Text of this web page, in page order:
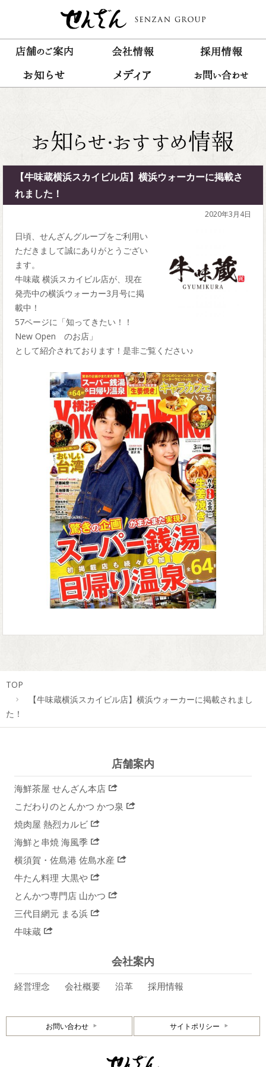
【牛味蔵横浜スカイビル店】横浜ウォーカーに掲載さ
れました！
2020年3月4日
日頃、せんざんグループをご利用い
ただきまして誠にありがとうござい
ます。
牛味蔵 横浜スカイビル店が、現在
発売中の横浜ウォーカー3月号に掲
載中！
57ページに「知ってきたい！！
New Open のお店」
として紹介されております！是非ご覧ください♪
TOP
【牛味蔵横浜スカイビル店】横浜ウォーカーに掲載されまし
た！
店舗案内
海鮮茶屋 せんざん本店
こだわりのとんかつ かつ泉
焼肉屋 熱烈カルビ
海鮮と串焼 海風季
横須賀・佐島港 佐島水産
牛たん料理 大黒や
とんかつ専門店 山かつ
三代目網元 まる浜
牛味蔵
会社案内
経営理念 会社概要 沿革 採用情報
お問い合わせ サイトポリシー